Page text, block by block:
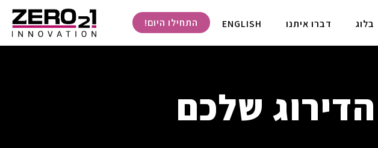
בלוג דברו איתנו ENGLISH התחילו היום!
שלכם